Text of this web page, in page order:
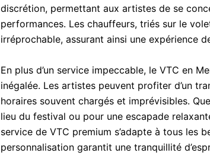
discrétion, permettant aux artistes de se
performances. Les chauffeurs, triés sur le
irréprochable, assurant ainsi une expérience
En plus d’un service impeccable, le VTC en
inégalée. Les artistes peuvent profiter d’un
horaires souvent chargés et imprévisibles.
lieu du festival ou pour une escapade
service de VTC premium s’adapte à tous les
personnalisation garantit une tranquillité